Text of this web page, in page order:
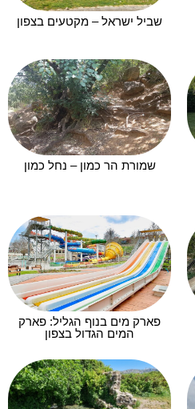
שביל ישראל – מקטעים בצפון
שמורת הר כמון – נחל כמון
פארק מים בנוף הגליל: פארק
המים הגדול בצפון